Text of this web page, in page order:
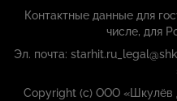
Контактные данные для
числе, для
Эл. почта:
Copyright (с) ООО «Шкулёв